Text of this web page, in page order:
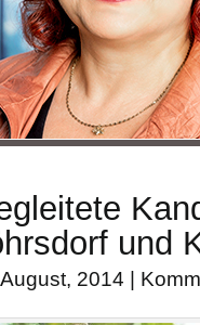
und
2014 |